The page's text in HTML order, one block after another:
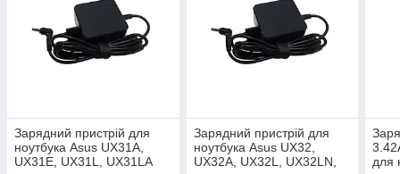
Зарядний пристрій для
ноутбука Asus UX31A,
UX31E, UX31L, UX31LA
Зарядний пристрій для
ноутбука Asus UX32,
UX32A, UX32L, UX32LN,
для